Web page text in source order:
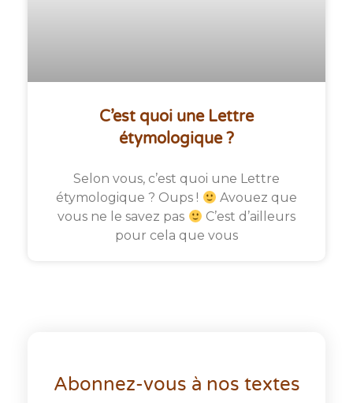
C’est quoi une Lettre
étymologique ?
Selon vous, c’est quoi une Lettre
étymologique ? Oups !
Avouez que
vous ne le savez pas
C’est d’ailleurs
pour cela que vous
Abonnez-vous à nos textes